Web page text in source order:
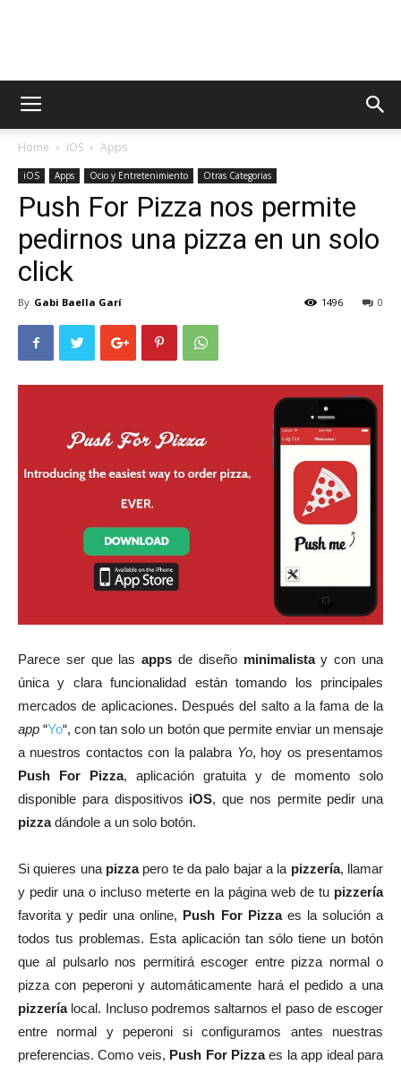
AppsTonic
Home iOS Apps
iOS Apps Ocio y Entretenimiento Otras Categorias
Push For Pizza nos permite
pedirnos una pizza en un solo
click
By Gabi Baella Garí 0
1496
Parece ser que lasapps de diseño minimalistay con una
única y clara funcionalidad están tomando los principales
mercados de aplicaciones. Después del salto a la fama de la
app “Yo“, con tan solo un botón que permite enviar un mensaje
a nuestros contactos con la palabra Yo, hoy os presentamos
Push For Pizza, aplicación gratuita y de momento solo
disponible para dispositivos iOS, que nos permite pedir una
pizzadándole a un solo botón.
Si quieres una pizzapero te da palo bajar a la pizzería, llamar
y pedir una o incluso meterte en la página web de tu pizzería
favorita y pedir una online, Push For Pizza es la solución a
todos tus problemas. Esta aplicación tan sólo tiene un botón
que al pulsarlo nos permitirá escoger entre pizza normal o
pizza con peperoni y automáticamente hará el pedido a una
pizzeríalocal. Incluso podremos saltarnos el paso de escoger
entre normal y peperoni si configuramos antes nuestras
preferencias. Como veis, Push For Pizzaes la app ideal para